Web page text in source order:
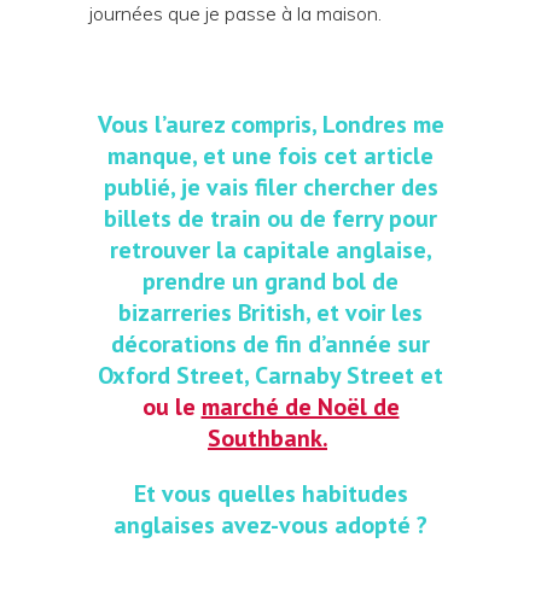
journées que je passe à la maison.
Vous l’aurez compris, Londres me
manque, et une fois cet article
publié, je vais filer chercher des
billets de train ou de ferry pour
retrouver la capitale anglaise,
prendre un grand bol de
bizarreries British, et voir les
décorations de fin d’année sur
Oxford Street, Carnaby Street et
ou le marché de Noël de
Southbank.
Et vous quelles habitudes
anglaises avez-vous adopté ?